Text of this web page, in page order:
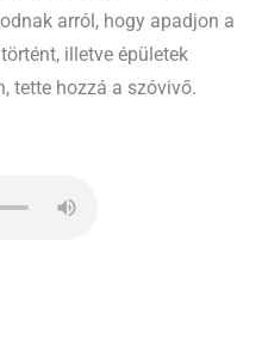
arról, hogy apadjon a
illetve épületek
tette hozzá a szóvivő.